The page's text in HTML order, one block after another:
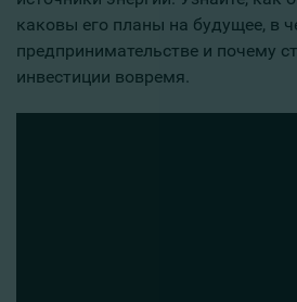
каковы его планы на будущее, в
предпринимательстве и почему
инвестиции вовремя.